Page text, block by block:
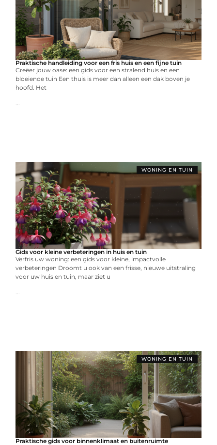
Praktische handleiding voor een fris huis en een fijne tuin
Creëer jouw oase: een gids voor een stralend huis en een
bloeiende tuin Een thuis is meer dan alleen een dak boven je
hoofd. Het
...
WONING EN TUIN
Gids voor kleine verbeteringen in huis en tuin
Verfris uw woning: een gids voor kleine, impactvolle
verbeteringen Droomt u ook van een frisse, nieuwe uitstraling
voor uw huis en tuin, maar ziet u
...
WONING EN TUIN
Praktische gids voor binnenklimaat en buitenruimte